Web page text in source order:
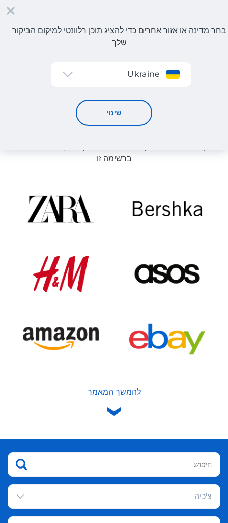
בחר מדינה או אזור אחרים כדי להציג תוכן רלוונטי למיקום הביקור
שלך
Ukraine
שינוי
קטלוג חנויות
קטלוג חנויות
ברשימה זו
להמשך המאמר
צ'כיה